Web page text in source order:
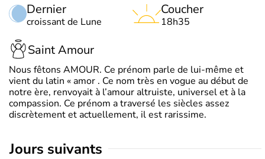
Dernier
croissant de Lune
Coucher
18h35
Saint Amour
Nous fêtons AMOUR. Ce prénom parle de lui-même et
vient du latin « amor . Ce nom très en vogue au début de
notre ère, renvoyait à l’amour altruiste, universel et à la
compassion. Ce prénom a traversé les siècles assez
discrètement et actuellement, il est rarissime.
jours suivants